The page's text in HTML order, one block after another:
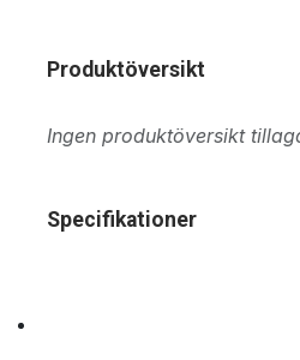
Produktöversikt
Ingen produktöversikt
Specifikationer